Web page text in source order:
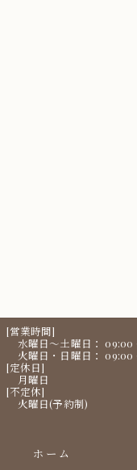
[営業時間]
水曜日～土曜日： 09:00
火曜日・日曜日： 09:00
[定休日]
月曜日
[不定休]
火曜日(予約制)
ホーム